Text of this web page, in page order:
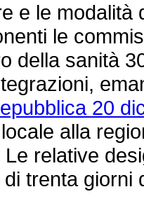
le modalità
le
della sanità
20
alla
relative
trenta